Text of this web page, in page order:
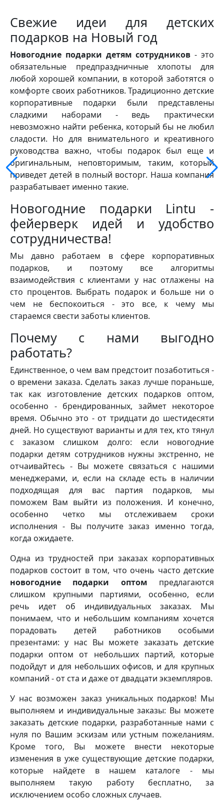
Свежие идеи для детских
подарков на Новый год
Новогодние подарки детям сотрудников - это
обязательные предпраздничные хлопоты для
любой хорошей компании, в которой заботятся о
комфорте своих работников. Традиционно детские
корпоративные подарки были представлены
сладкими наборами - ведь практически
невозможно найти ребенка, который бы не любил
сладости. Но для внимательного и креативного
руководства важно, чтобы подарок был еще и
оригинальным, неповторимым, таким, который
приведет детей в полный восторг. Наша компания
разрабатывает именно такие.
Новогодние подарки Lintu -
фейерверк идей и удобство
сотрудничества!
Мы давно работаем в сфере корпоративных
подарков, и поэтому все алгоритмы
взаимодействия с клиентами у нас отлажены на
сто процентов. Выбрать подарок и больше ни о
чем не беспокоиться - это все, к чему мы
стараемся свести заботы клиентов.
Почему с нами выгодно
работать?
Единственное, о чем вам предстоит позаботиться -
о времени заказа. Сделать заказ лучше пораньше,
так как изготовление детских подарков оптом,
особенно - брендированных, займет некоторое
время. Обычно это - от тридцати до шестидесяти
дней. Но существуют варианты и для тех, кто тянул
с заказом слишком долго: если новогодние
подарки детям сотрудников нужны экстренно, не
отчаивайтесь - Вы можете связаться с нашими
менеджерами, и, если на складе есть в наличии
подходящая для вас партия подарков, мы
поможем Вам выйти из положения. И конечно,
особенно четко мы отслеживаем сроки
исполнения - Вы получите заказ именно тогда,
когда ожидаете.
Одна из трудностей при заказах корпоративных
подарков состоит в том, что очень часто детские
новогодние подарки оптом предлагаются
слишком крупными партиями, особенно, если
речь идет об индивидуальных заказах. Мы
понимаем, что и небольшим компаниям хочется
порадовать детей работников особыми
презентами: у нас Вы можете заказать детские
подарки оптом от небольших партий, которые
подойдут и для небольших офисов, и для крупных
компаний - от ста и даже от двадцати экземпляров.
У нас возможен заказ уникальных подарков! Мы
выполняем и индивидуальные заказы: Вы можете
заказать детские подарки, разработанные нами с
нуля по Вашим эскизам или устным пожеланиям.
Кроме того, Вы можете внести некоторые
изменения в уже существующие детские подарки,
которые найдете в нашем каталоге - мы
выполняем такую работу бесплатно, за
исключением особо сложных случаев.